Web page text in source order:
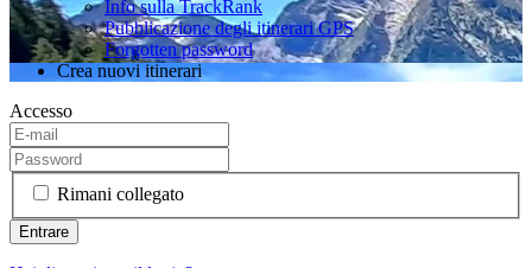
Info sulla TrackRank
Pubblicazione degli itinerari GPS
Forgotten password
Crea nuovi itinerari
Accesso
Rimani collegato